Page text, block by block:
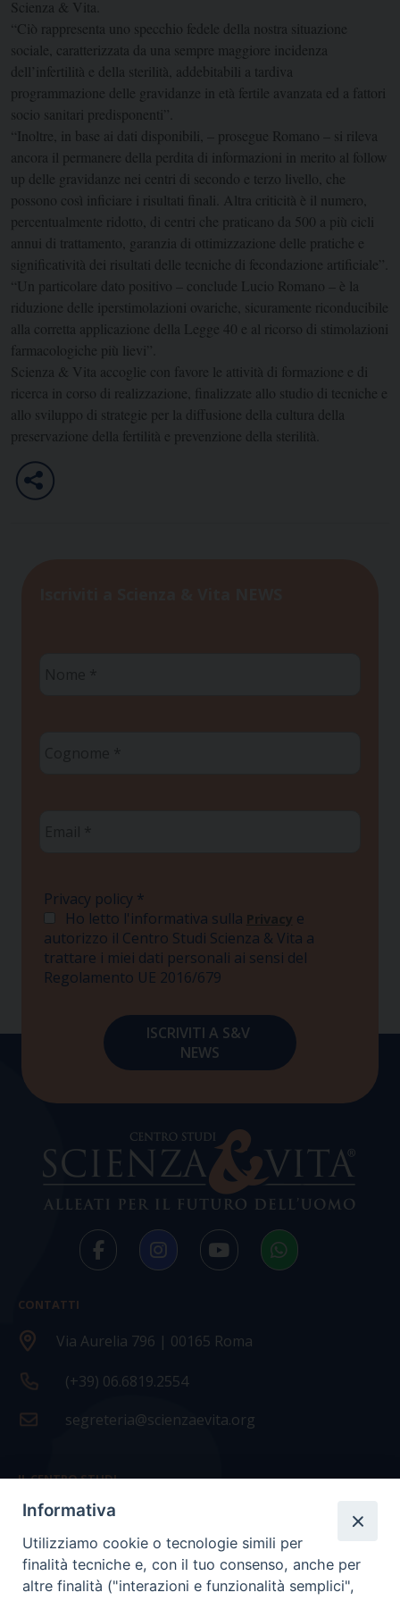
Scienza & Vita.
“Ciò rappresenta uno specchio fedele della nostra situazione
sociale, caratterizzata da una sempre maggiore incidenza
dell’infertilità e della sterilità, addebitabili a tardiva
programmazione delle gravidanze in età fertile avanzata ed a fattori
socio sanitari predisponenti”.
“Inoltre, in base ai dati disponibili, – prosegue Romano – si rileva
ancora il permanere della perdita di informazioni in merito al follow
up delle gravidanze nei centri di secondo e terzo livello, che
possono così inficiare i risultati finali. Altra criticità è il numero,
percentualmente ridotto, di centri che praticano da 500 a più cicli
annui di trattamento, garanzia di ottimizzazione delle pratiche e
significatività dei risultati delle tecniche di fecondazione artificiale”.
“Un particolare dato positivo – conclude Lucio Romano – è la
riduzione delle iperstimolazioni ovariche, sicuramente riconducibile
alla corretta applicazione della Legge 40 e al ricorso di stimolazioni
farmacologiche più lievi”.
Scienza & Vita accoglie con favore le attività di formazione e di
ricerca in corso di realizzazione, finalizzate allo studio di tecniche e
allo sviluppo di strategie per la diffusione della cultura della
preservazione della fertilità e prevenzione della sterilità.
Privacy policy *
Ho letto l'informativa sulla Privacy e
autorizzo il Centro Studi Scienza & Vita a
trattare i miei dati personali ai sensi del
Regolamento UE 2016/679
CONTATTI
Via Aurelia 796 | 00165 Roma
(+39) 06.6819.2554
segreteria@scienzaevita.org
IL CENTRO STUDI
La nostra storia
Statuto
Presidenza e ufficio presidenza
Informativa
Utilizziamo cookie o tecnologie simili per
finalità tecniche e, con il tuo consenso, anche per
altre finalità ("interazioni e funzionalità semplici",